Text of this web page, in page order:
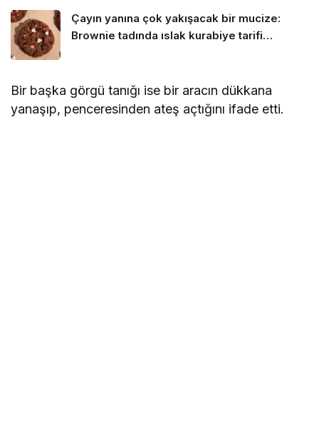
Çayın yanına çok yakışacak bir mucize:
Brownie tadında ıslak kurabiye tarifi…
Bir başka görgü tanığı ise bir aracın dükkana
yanaşıp, penceresinden ateş açtığını ifade etti.